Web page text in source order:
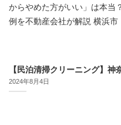
からやめた方がいい」は本当
例を不動産会社が解説 横浜市
【民泊清掃クリーニング】
2024年8月4日